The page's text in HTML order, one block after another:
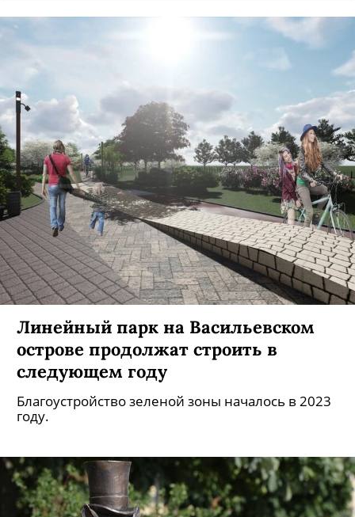
Линейный парк на Васильевском
острове продолжат строить в
следующем году
Благоустройство зеленой зоны началось в 2023
году.